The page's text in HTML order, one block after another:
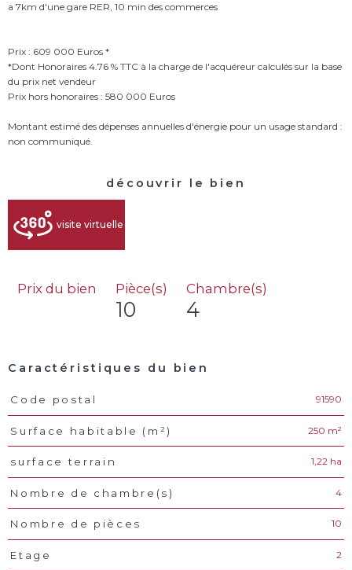
a 7km d'une gare RER, 10 min des commerces
Prix : 609 000 Euros *
*Dont Honoraires 4.76 % TTC à la charge de l'acquéreur calculés sur la base
du prix net vendeur
Prix hors honoraires : 580 000 Euros
Montant estimé des dépenses annuelles d'énergie pour un usage standard :
découvrir le bien
visite virtuelle
Prix du bien Pièce(s)
10
Chambre(s)
4
Caractéristiques du bien
Caractéristiques Valeurs
Code postal 91590
Surface habitable (m²) 250 m²
surface terrain 1,22 ha
Nombre de chambre(s) 4
Nombre de pièces 10
Etage 2